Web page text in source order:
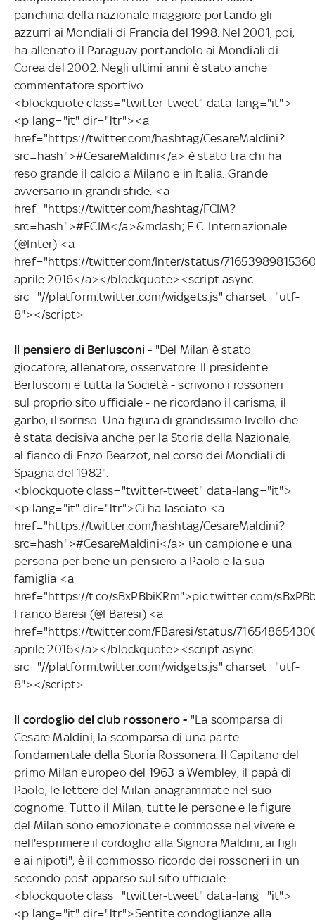
panchina della nazionale maggiore portando gli
azzurri ai Mondiali di Francia del 1998. Nel 2001, poi,
ha allenato il Paraguay portandolo ai Mondiali di
Corea del 2002. Negli ultimi anni è stato anche
commentatore sportivo.
<blockquote class="twitter-tweet" data-lang="it">
<p lang="it" dir="ltr"><a
href="https://twitter.com/hashtag/CesareMaldini?
src=hash">#CesareMaldini</a> è stato tra chi ha
reso grande il calcio a Milano e in Italia. Grande
avversario in grandi sfide. <a
href="https://twitter.com/hashtag/FCIM?
src=hash">#FCIM</a>&mdash; F.C. Internazionale
(@Inter) <a
href="https://twitter.com/Inter/status/
aprile 2016</a></blockquote><script async
src="//platform.twitter.com/widgets.js" charset="utf-
8"></script>
Il pensiero di Berlusconi - "Del Milan è stato
giocatore, allenatore, osservatore. Il presidente
Berlusconi e tutta la Società - scrivono i rossoneri
sul proprio sito ufficiale - ne ricordano il carisma, il
garbo, il sorriso. Una figura di grandissimo livello che
è stata decisiva anche per la Storia della Nazionale,
al fianco di Enzo Bearzot, nel corso dei Mondiali di
Spagna del 1982".
<blockquote class="twitter-tweet" data-lang="it">
<p lang="it" dir="ltr">Ci ha lasciato <a
href="https://twitter.com/hashtag/CesareMaldini?
src=hash">#CesareMaldini</a> un campione e una
persona per bene un pensiero a Paolo e la sua
famiglia <a
href="https://t.co/sBxPBbiKRm">pic.twitter.com/
Franco Baresi (@FBaresi) <a
href="https://twitter.com/FBaresi/status/
aprile 2016</a></blockquote><script async
src="//platform.twitter.com/widgets.js" charset="utf-
8"></script>
Il cordoglio del club rossonero - "La scomparsa di
Cesare Maldini, la scomparsa di una parte
fondamentale della Storia Rossonera. Il Capitano del
primo Milan europeo del 1963 a Wembley, il papà di
Paolo, le lettere del Milan anagrammate nel suo
cognome. Tutto il Milan, tutte le persone e le figure
del Milan sono emozionate e commosse nel vivere e
nell'esprimere il cordoglio alla Signora Maldini, ai figli
e ai nipoti", è il commosso ricordo dei rossoneri in un
secondo post apparso sul sito ufficiale.
<blockquote class="twitter-tweet" data-lang="it">
<p lang="it" dir="ltr">Sentite condoglianze alla